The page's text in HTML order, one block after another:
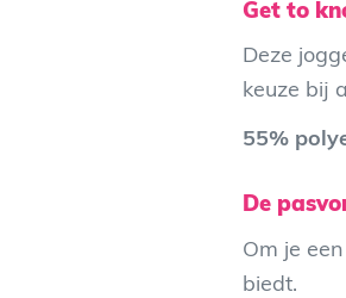
Get to
Deze
keuze bij
55%
De
Om je
biedt.